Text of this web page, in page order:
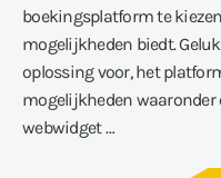
boekingsplatform te
mogelijkheden biedt.
oplossing voor, het
mogelijkheden waaronder
webwidget …